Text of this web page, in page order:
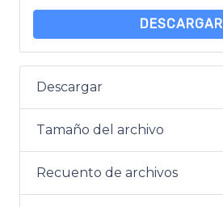
DESCARGAR
Descargar
Tamaño del archivo
Recuento de archivos